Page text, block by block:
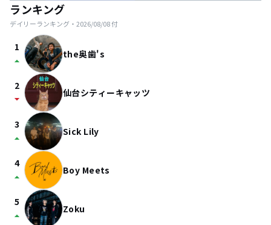
ランキング
デイリーランキング・ 2026/08/08付
1
arrow_drop_up the奥歯's
2
arrow_drop_down 仙台シティーキャッツ
3
arrow_drop_up Sick Lily
4
arrow_drop_up Boy Meets
5
arrow_drop_up Zoku